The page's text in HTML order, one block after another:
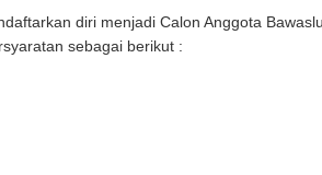
diri menjadi Calon Anggota
sebagai berikut :